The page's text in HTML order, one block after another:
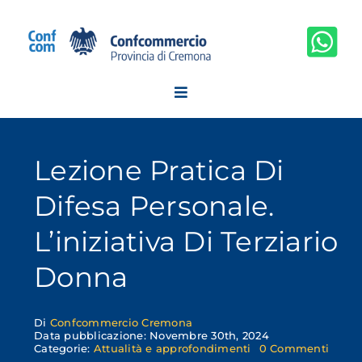
contenuto
Lezione Pratica Di
Difesa Personale.
L’iniziativa Di Terziario
Donna
Di Confcommercio Cremona
Data pubblicazione: Novembre 30th, 2024
Categorie: Attualità e approfondimenti 0 Commenti